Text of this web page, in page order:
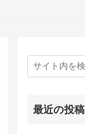
最近の投稿